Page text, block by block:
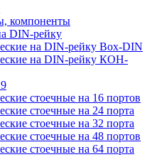
компоненты
DIN-рейку
на DIN-рейку Box-DIN
на DIN-рейку КОН-
стоечные на 16 портов
стоечные на 24 порта
стоечные на 32 порта
стоечные на 48 портов
стоечные на 64 порта